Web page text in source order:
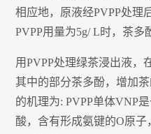
相应地，原液经PVPP处理
PVPP用量为5g/ L时，茶多
用PVPP处理绿茶浸出液，
其中的部分茶多酚，增加
的机理为: PVPP单体VNP
酸，含有形成氨键的O原